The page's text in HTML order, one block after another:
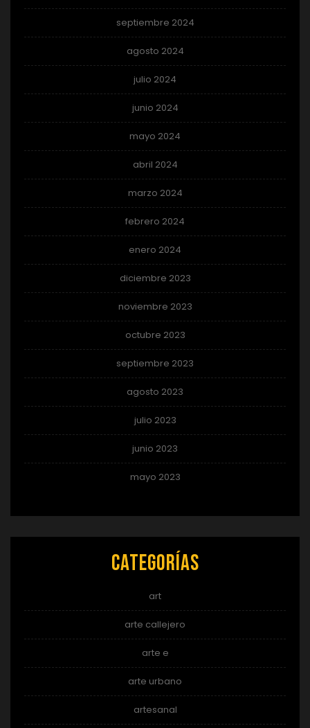
septiembre 2024
agosto 2024
julio 2024
junio 2024
mayo 2024
abril 2024
marzo 2024
febrero 2024
enero 2024
diciembre 2023
noviembre 2023
octubre 2023
septiembre 2023
agosto 2023
julio 2023
junio 2023
mayo 2023
Categorías
art
arte callejero
arte e
arte urbano
artesanal